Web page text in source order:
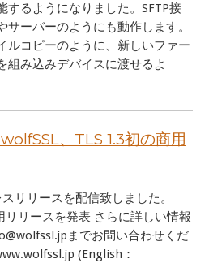
するようになりました。SFTP接
ーバーのようにも動作します。
ルコピーのように、新しいファー
組み込みデバイスに渡せるよ
、TLS 1.3初の商用
リリースを配信致しました。
リリースを発表 さらに詳しい情報
までお問い合わせくだ
(English：